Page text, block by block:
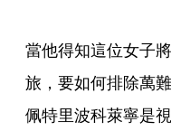
當他得知這位女子
旅，要如何排除萬
佩特里波科萊寧是